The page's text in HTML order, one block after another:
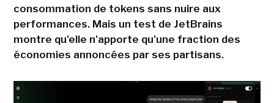
consommation de tokens sans nuire aux
performances. Mais un test de JetBrains
montre qu'elle n'apporte qu'une fraction des
économies annoncées par ses partisans.